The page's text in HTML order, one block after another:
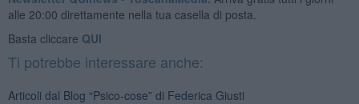
alle 20:00 direttamente nella tua casella di posta.
Basta cliccare QUI
Ti potrebbe interessare anche:
Articoli dal Blog “Psico-cose” di Federica Giusti